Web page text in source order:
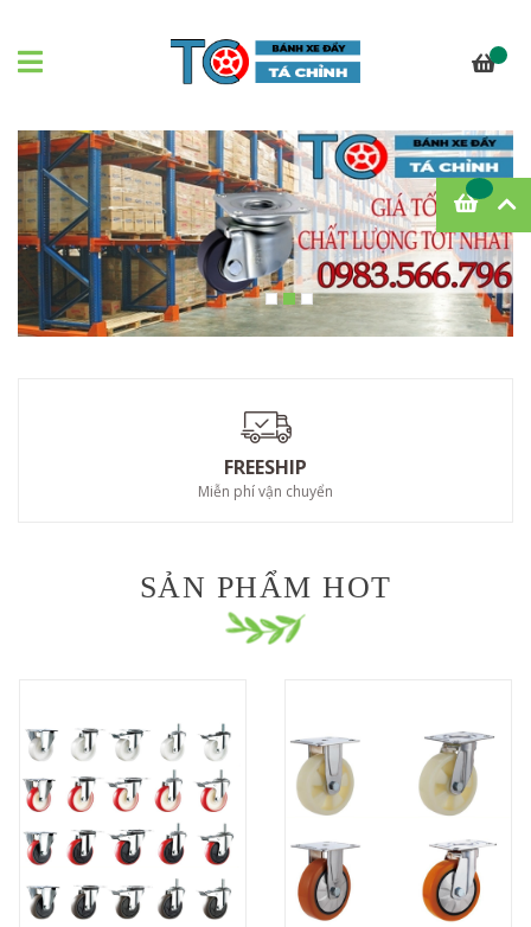
FREESHIP
Miễn phí vận chuyển
SẢN PHẨM HOT